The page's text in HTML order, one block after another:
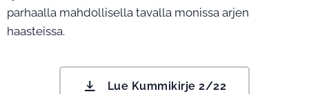
parhaalla mahdollisella tavalla monissa arjen
haasteissa.
Lue Kummikirje 2/22